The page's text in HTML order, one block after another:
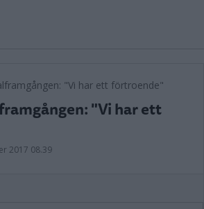
"Vi har ett
2017 08.39